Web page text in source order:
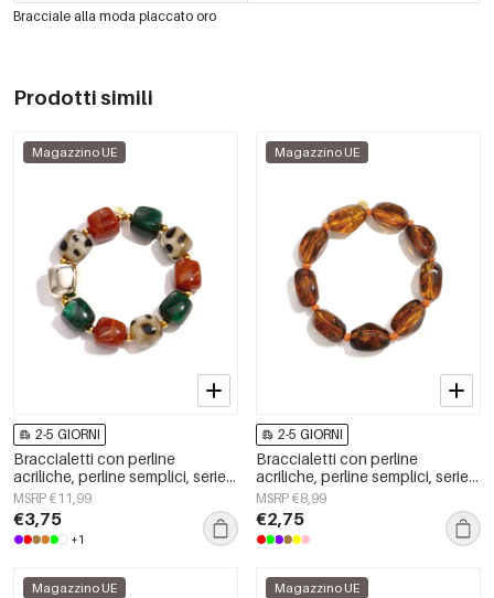
Bracciale alla moda placcato oro
Prodotti simili
Magazzino UE
2-5 GIORNI
Braccialetti con perline
acriliche, perline semplici, serie
Simple Daily, gioielli da donna
MSRP €11,99
€3,75
+1
Magazzino UE
2-5 GIORNI
Braccialetti con perline
acriliche, perline semplici, serie
Simple Daily, gioielli da donna
MSRP €8,99
€2,75
Magazzino UE Magazzino UE